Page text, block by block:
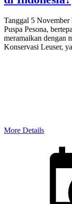
Tanggal 5 November
Puspa Pesona,
meramaikan dengan
Konservasi Leuser,
More Details